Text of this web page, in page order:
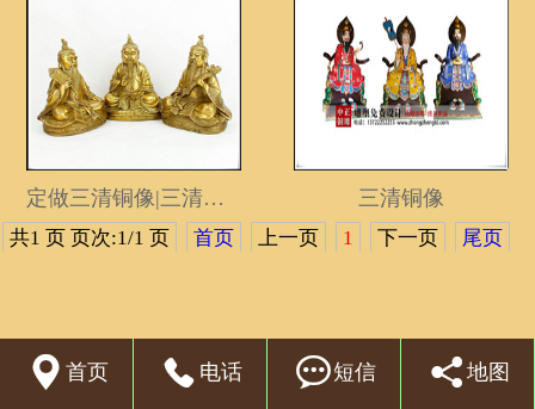
定做三清铜像|三清铜像价格 三清铜像
共1 页 页次:1/1 页 首页 上一页 1 下一页 尾页
技术支持： 中正雕塑
 首页  电话 短信  地图